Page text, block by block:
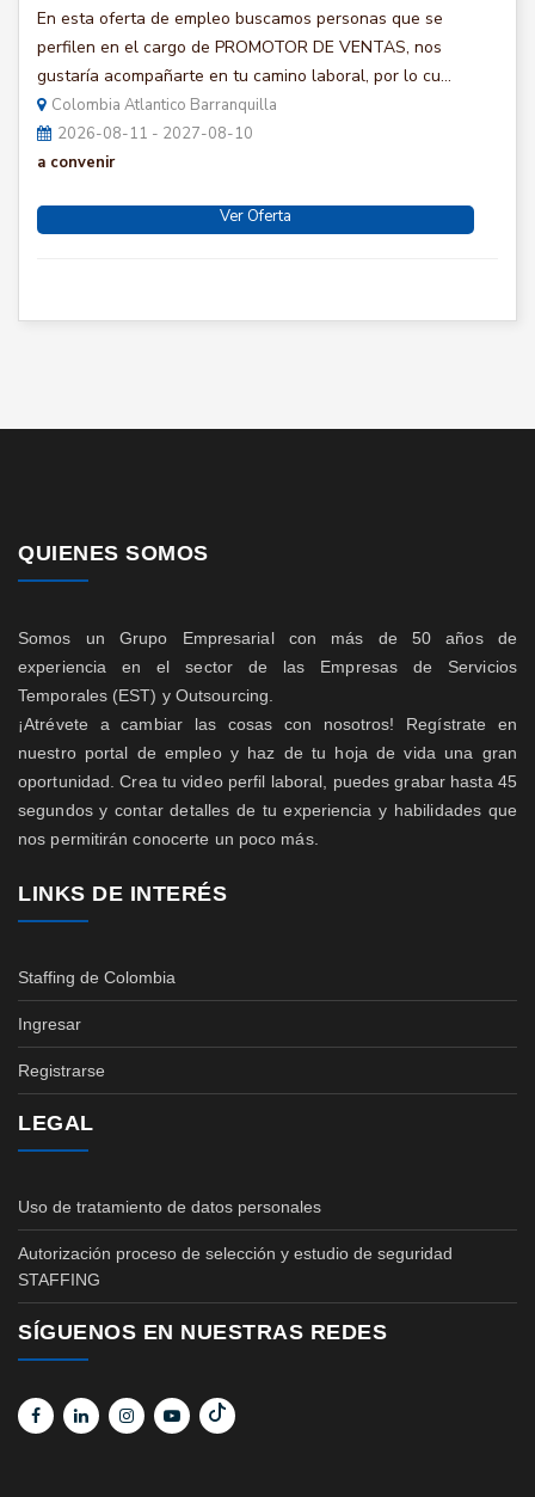
En esta oferta de empleo buscamos personas que se
perfilen en el cargo de PROMOTOR DE VENTAS, nos
gustaría acompañarte en tu camino laboral, por lo cu...
Colombia Atlantico Barranquilla
2026-08-11 - 2027-08-10
a convenir
Ver Oferta
QUIENES SOMOS
Somos un Grupo Empresarial con más de 50 años de
experiencia en el sector de las Empresas de Servicios
Temporales (EST) y Outsourcing.
¡Atrévete a cambiar las cosas con nosotros! Regístrate en
nuestro portal de empleo y haz de tu hoja de vida una gran
oportunidad. Crea tu video perfil laboral, puedes grabar hasta 45
segundos y contar detalles de tu experiencia y habilidades que
nos permitirán conocerte un poco más.
LINKS DE INTERÉS
Staffing de Colombia
Ingresar
Registrarse
LEGAL
Uso de tratamiento de datos personales
Autorización proceso de selección y estudio de seguridad
STAFFING
SÍGUENOS EN NUESTRAS REDES